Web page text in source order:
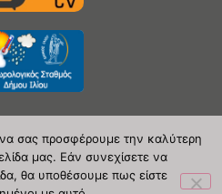
© Δήμος Ιλίου
σας προσφέρουμε την καλύτερη
μας. Εάν συνεχίσετε να
θα υποθέσουμε πως είστε